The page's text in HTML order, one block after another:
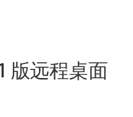
版远程桌面